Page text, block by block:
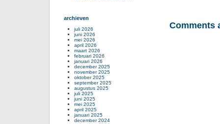
Comments
archieven
juli 2026
juni 2026
mei 2026
april 2026
maart 2026
februari 2026
januari 2026
december 2025
november 2025
oktober 2025
september 2025
augustus 2025
juli 2025
juni 2025
mei 2025
april 2025
januari 2025
december 2024